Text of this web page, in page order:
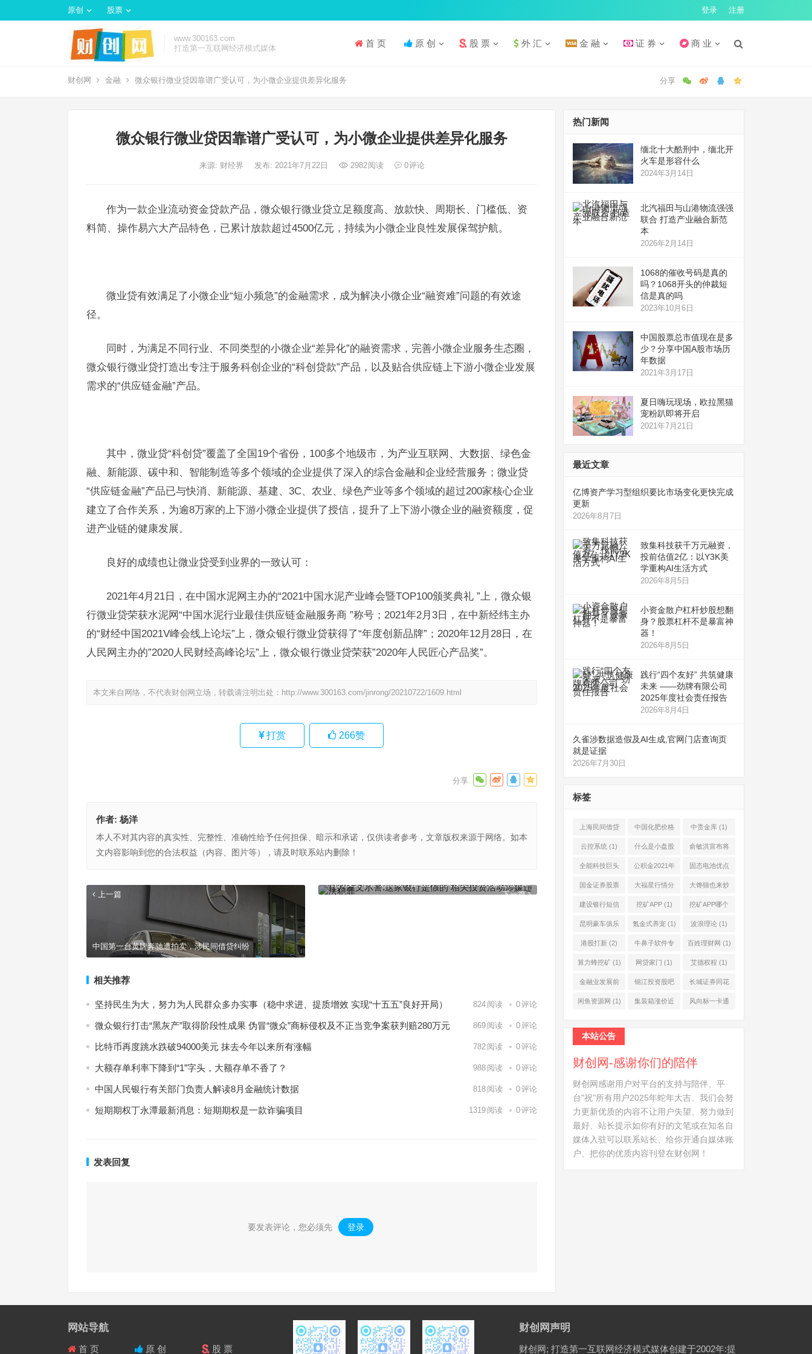
原创 股票 登录 注册
www.300163.com
打造第一互联网经济模式媒体
首 页 原 创 股 票 外 汇 金 融 证 券 商 业
财创网 金融 微众银行微业贷因靠谱广受认可，为小微企业提供差异化服务
微众银行微业贷因靠谱广受认可，为小微企业提供差异化服务
来源: 财经界 发布: 2021年7月22日 2982阅读 0评论
作为一款企业流动资金贷款产品，微众银行微业贷立足额度高、放款快、周期长、门槛低、资
料简、操作易六大产品特色，已累计放款超过4500亿元，持续为小微企业良性发展保驾护航。
微业贷有效满足了小微企业“短小频急”的金融需求，成为解决小微企业“融资难”问题的有效途
径。
同时，为满足不同行业、不同类型的小微企业“差异化”的融资需求，完善小微企业服务生态圈，
微众银行微业贷打造出专注于服务科创企业的“科创贷款”产品，以及贴合供应链上下游小微企业发展
需求的“供应链金融”产品。
其中，微业贷“科创贷”覆盖了全国19个省份，100多个地级市，为产业互联网、大数据、绿色金
融、新能源、碳中和、智能制造等多个领域的企业提供了深入的综合金融和企业经营服务；微业贷
“供应链金融”产品已与快消、新能源、基建、3C、农业、绿色产业等多个领域的超过200家核心企业
建立了合作关系，为逾8万家的上下游小微企业提供了授信，提升了上下游小微企业的融资额度，促
进产业链的健康发展。
良好的成绩也让微业贷受到业界的一致认可：
2021年4月21日，在中国水泥网主办的“2021中国水泥产业峰会暨TOP100颁奖典礼 ”上，微众银
行微业贷荣获水泥网“中国水泥行业最佳供应链金融服务商 ”称号；2021年2月3日，在中新经纬主办
的“财经中国2021V峰会线上论坛”上，微众银行微业贷获得了“年度创新品牌”；2020年12月28日，在
人民网主办的”2020人民财经高峰论坛”上，微众银行微业贷荣获”2020年人民匠心产品奖”。
本文来自网络，不代表财创网立场，转载请注明出处： http://www.300163.com/jinrong/20210722/1609.html
打赏 266赞
作者: 杨洋
本人不对其内容的真实性、完整性、准确性给予任何担保、暗示和承诺，仅供读者参考，文章版权来源于网络。如本
文内容影响到您的合法权益（内容、图片等），请及时联系站内删除！
上一篇
中国第一台黄牌奔驰遭拍卖，涉民间借贷纠纷
下一篇
官方发文示警:这家银行是假的 相关投资活动涉嫌违法犯罪
相关推荐
坚持民生为大，努力为人民群众多办实事（稳中求进、提质增效 实现“十五五”良好开局） 824 阅读 0评论
微众银行打击“黑灰产”取得阶段性成果 伪冒“微众”商标侵权及不正当竞争案获判赔280万元 869 阅读 0评论
比特币再度跳水跌破94000美元 抹去今年以来所有涨幅 782 阅读 0评论
大额存单利率下降到“1”字头，大额存单不香了？ 988 阅读 0评论
中国人民银行有关部门负责人解读8月金融统计数据 818 阅读 0评论
短期期权丁永潭最新消息：短期期权是一款诈骗项目 1319 阅读 0评论
发表回复
要发表评论，您必须先 登录 。
热门新闻
缅北十大酷刑中，缅北开
火车是形容什么
2024年3月14日
北汽福田与山港物流强强
联合 打造产业融合新范
本
2026年2月14日
1068的催收号码是真的
吗？1068开头的仲裁短
信是真的吗
2023年10月6日
中国股票总市值现在是多
少？分享中国A股市场历
年数据
2021年3月17日
夏日嗨玩现场，欧拉黑猫
宠粉趴即将开启
2021年7月21日
最近文章
亿博资产学习型组织要比市场变化更快完成
更新
2026年8月7日
致集科技获千万元融资，
投前估值2亿：以Y3K美
学重构AI生活方式
2026年8月5日
小资金散户杠杆炒股想翻
身？股票杠杆不是暴富神
器！
2026年8月5日
践行“四个友好” 共筑健康
未来 ——劲牌有限公司
2025年度社会责任报告
2026年8月4日
久雀涉数据造假及AI生成,官网门店查询页
就是证据
2026年7月30日
标签
上海民间借贷
公司(1)
中国化肥价格
网(1)
中贵金库 (1)
云控系统 (1) 什么是小盘股
(2)
俞敏洪宣布将
退休(1)
全能科技巨头
(1)
公积金2021年
起不允许提取
固态电池优点
(1)
国金证券股票
(2)
大福星行情分
析系统(1)
大馋猫也来炒
股票(1)
建设银行短信
服务费(1)
挖矿APP(1) 挖矿APP哪个
靠谱(1)
昆明豪车俱乐
部(1)
氪金式养宠(1) 波浪理论 (1)
港股打新 (2) 牛鼻子软件专
业版(1)
百姓理财网 (1)
算力蜂挖矿(1) 网贷家门 (1) 艾德权程 (1)
金融业发展前
景(1)
锦江投资股吧
(1)
长城证券同花
顺(1)
闲鱼资源网 (1) 集装箱涨价近 风向标一卡通
本站公告
财创网-感谢你们的陪伴
财创网感谢用户对平台的支持与陪伴、平
台"祝"所有用户2025年蛇年大吉、我们会努
力更新优质的内容不让用户失望、努力做到
最好、站长提示如你有好的文笔或在知名自
媒体入驻可以联系站长、给你开通自媒体账
户、把你的优质内容刊登在财创网！
网站导航
首 页 原 创 股 票
财创网声明
财创网; 打造第一互联网经济模式媒体创建于2002年:提